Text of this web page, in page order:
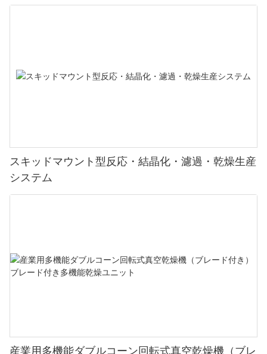
スキッドマウント型反応・結晶化・濾過・乾燥生産
システム
産業用多機能ダブルコーン回転式真空乾燥機（ブレ